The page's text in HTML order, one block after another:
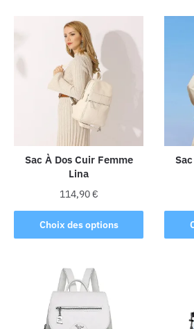
Sac À Dos Cuir Femme
Lina
114,90€
Choix des options
Ce
produit
plusieurs
variations.
Les
options